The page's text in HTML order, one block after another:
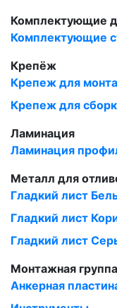
Комплектующие
Комплектующие
Крепёж
Крепеж для
Крепеж для
Ламинация
Ламинация
Металл для
Гладкий лист
Гладкий лист
Гладкий лист
Монтажная группа
Анкерная